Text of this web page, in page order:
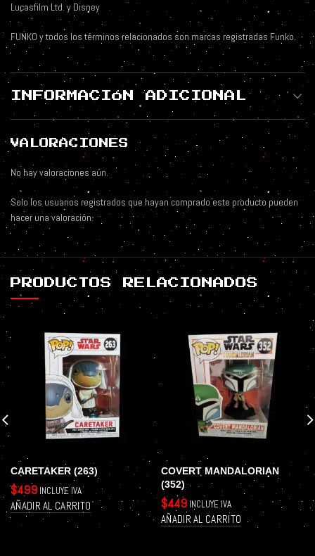
Lucasfilm Ltd. y Disney
FUNKO y todos los términos relacionados son marcas registradas Funko.
INFORMACIÓN ADICIONAL
VALORACIONES
No hay valoraciones aún.
Solo los usuarios registrados que hayan comprado este producto pueden
hacer una valoración.
PRODUCTOS RELACIONADOS
CARETAKER (263)
$499 INCLUYE IVA
AÑADIR AL CARRITO
COVERT MANDALORIAN
(352)
$449 INCLUYE IVA
AÑADIR AL CARRITO